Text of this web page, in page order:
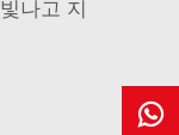
나고 지